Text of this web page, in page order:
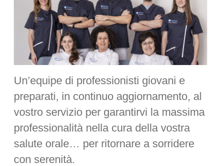
Un’equipe di professionisti giovani e
preparati, in continuo aggiornamento, al
vostro servizio per garantirvi la massima
professionalità nella cura della vostra
salute orale… per ritornare a sorridere
con serenità.